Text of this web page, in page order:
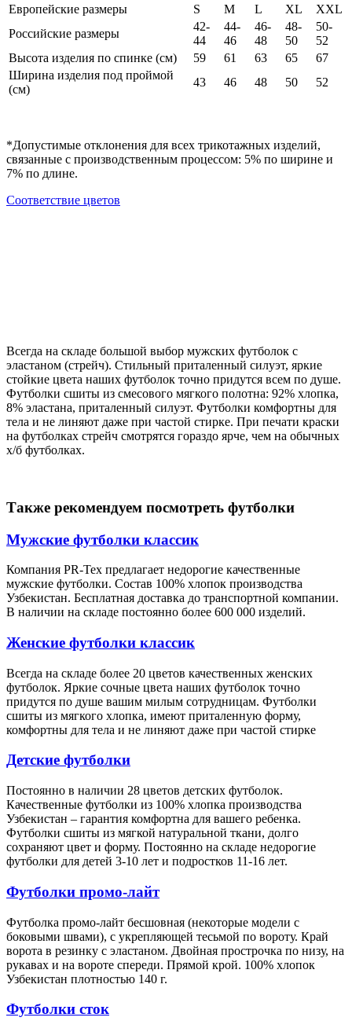
Европейские размеры
S M L XL
XXL
Российские размеры
42-
44
44-
46
46-
48
48-
50
50-
52
Высота изделия по спинке (см)
59 61 63 65
67
Ширина изделия под проймой
(см)
43 46 48 50 52
*Допустимые отклонения для всех трикотажных изделий,
связанные с производственным процессом: 5% по ширине и
7% по длине.
Cоответствие цветов
Всегда на складе большой выбор мужских футболок с
эластаном (стрейч). Стильный приталенный силуэт, яркие
стойкие цвета наших футболок точно придутся всем по душе.
Футболки сшиты из смесового мягкого полотна: 92% хлопка,
8% эластана, приталенный силуэт. Футболки комфортны для
тела и не линяют даже при частой стирке. При печати краски
на футболках стрейч смотрятся гораздо ярче, чем на обычных
х/б футболках.
Также рекомендуем посмотреть футболки
Мужские футболки классик
Компания PR-Tex предлагает недорогие качественные
мужские футболки. Состав 100% хлопок производства
Узбекистан. Бесплатная доставка до транспортной компании.
В наличии на складе постоянно более 600 000 изделий.
Женские футболки классик
Всегда на складе более 20 цветов качественных женских
футболок. Яркие сочные цвета наших футболок точно
придутся по душе вашим милым сотрудницам. Футболки
сшиты из мягкого хлопка, имеют приталенную форму,
комфортны для тела и не линяют даже при частой стирке
Детские футболки
Постоянно в наличии 28 цветов детских футболок.
Качественные футболки из 100% хлопка производства
Узбекистан – гарантия комфортна для вашего ребенка.
Футболки сшиты из мягкой натуральной ткани, долго
сохраняют цвет и форму. Постоянно на складе недорогие
футболки для детей 3-10 лет и подростков 11-16 лет.
Футболки промо-лайт
Футболка промо-лайт бесшовная (некоторые модели с
боковыми швами), с укрепляющей тесьмой по вороту. Край
ворота в резинку с эластаном. Двойная прострочка по низу, на
рукавах и на вороте спереди. Прямой крой. 100% хлопок
Узбекистан плотностью 140 г.
Футболки сток